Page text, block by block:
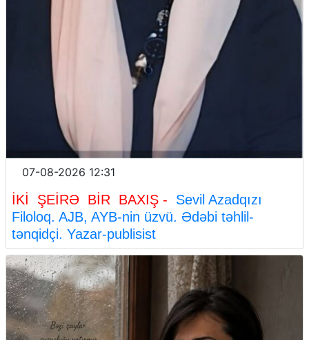
07-08-2026 12:31
İKİ ŞEİRƏ BİR BAXIŞ - Sevil Azadqızı
Filoloq. AJB, AYB-nin üzvü. Ədəbi təhlil-
tənqidçi. Yazar-publisist